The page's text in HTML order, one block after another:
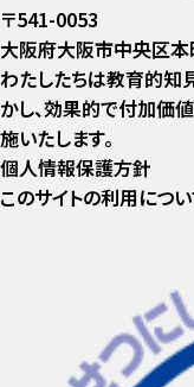
〒541-0053
大阪府大阪市中央区
わたしたちは教育的知
かし、効果的で付加価
施いたします。
個人情報保護方針
このサイトの利用につ